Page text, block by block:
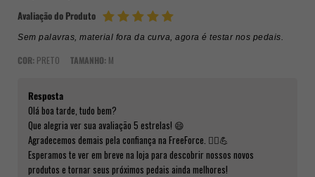
Avaliação do Produto
Sem palavras, material fora da curva, agora é testar nos pedais.
COR: PRETO TAMANHO: M
Resposta
Olá boa tarde, tudo bem?
Que alegria ver sua avaliação 5 estrelas! 😄
Agradecemos demais pela confiança na FreeForce. 🚴‍♂️💪
Esperamos te ver em breve na loja para descobrir nossos novos
produtos e tornar seus próximos pedais ainda melhores!